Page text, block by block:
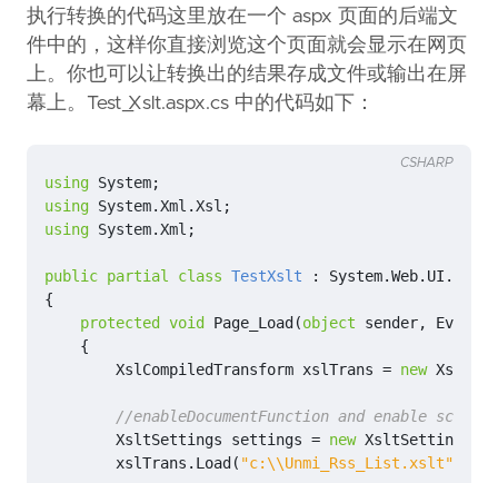
执行转换的代码这里放在一个 aspx 页面的后端文
件中的，这样你直接浏览这个页面就会显示在网页
上。你也可以让转换出的结果存成文件或输出在屏
幕上。Test_Xslt.aspx.cs 中的代码如下：
using System;
using System.Xml.Xsl ;
using System.Xml ;
public partial class TestXslt : System.Web. UI .
{
protected
void Page_Load (object sender,
{
XslCompiledTransform xslTrans = new
//enableDocumentFunction and enable script
XsltSettings
settings = new XsltSettings
xslTrans . Load ( "c:\\Unmi_Rss_List.xslt"
CSHARP